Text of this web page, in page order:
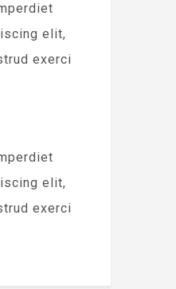
elit,
exerci
elit,
exerci